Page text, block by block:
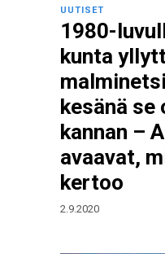
UUTISET
1980-
kunta
kesänä
kannan –
avaavat,
kertoo
2.9.2020